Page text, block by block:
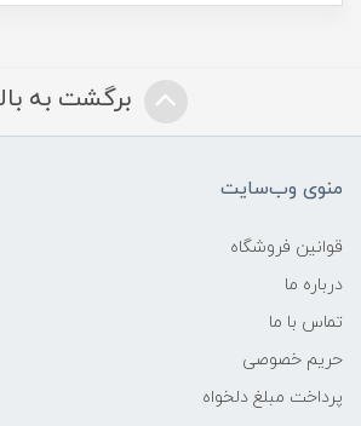
برگشت به
منوی وب‌سایت
قوانین فروشگاه
درباره ما
تماس با ما
حریم خصوصی
پرداخت مبلغ دلخواه